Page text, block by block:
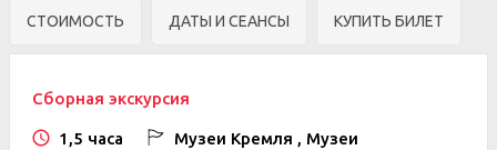
СТОИМОСТЬ ДАТЫ И СЕАНСЫ КУПИТЬ БИЛЕТ
Сборная экскурсия
1,5 часа Музеи Кремля , Музеи